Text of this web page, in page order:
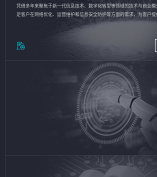
凭借多年来聚焦于新一代信息技术、数字化转型等领域的技术与商业
足客户在网络优化、运营维护和信息安全防护等方面的需求，为客户